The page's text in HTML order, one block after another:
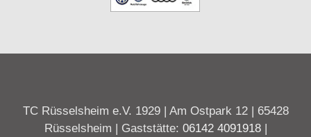
TC Rüsselsheim e.V. 1929 | Am Ostpark 12 | 65428
Rüsselsheim | Gaststätte: 06142 4091918|